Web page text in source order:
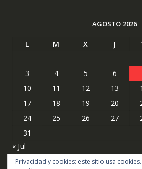
AGOSTO 2026
L M X J
3
4 5 6
10
11 12 13
17
18 19 20
24
25 26 27
31
« Jul
Privacidad y cookies: este sitio usa